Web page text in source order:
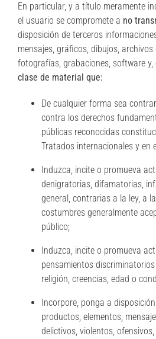
En particular, y a título meramente
el usuario se compromete a no
disposición de terceros
mensajes, gráficos, dibujos,
fotografías, grabaciones, software y,
clase de material que:
De cualquier forma sea
contra los derechos
públicas reconocidas
Tratados internacionales y en
Induzca, incite o promueva
denigratorias, difamatorias,
general, contrarias a la ley, a
costumbres generalmente
público;
Induzca, incite o promueva
pensamientos
religión, creencias, edad o
Incorpore, ponga a
productos, elementos,
delictivos, violentos,